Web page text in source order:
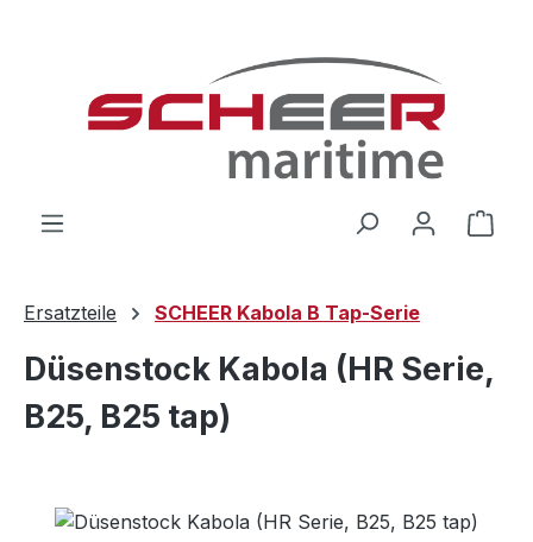
Ersatzteile SCHEER Kabola B Tap-Serie
Düsenstock Kabola (HR Serie,
B25, B25 tap)
Bildergalerie überspringen